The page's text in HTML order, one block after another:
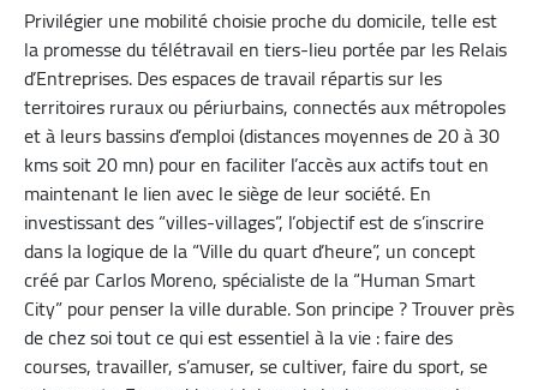
Privilégier une mobilité choisie proche du domicile, telle est
la promesse du télétravail en tiers-lieu portée par les Relais
d’Entreprises. Des espaces de travail répartis sur les
territoires ruraux ou périurbains, connectés aux métropoles
et à leurs bassins d’emploi (distances moyennes de 20 à 30
kms soit 20 mn) pour en faciliter l’accès aux actifs tout en
maintenant le lien avec le siège de leur société. En
investissant des “villes-villages”, l’objectif est de s’inscrire
dans la logique de la “Ville du quart d’heure”, un concept
créé par Carlos Moreno, spécialiste de la “Human Smart
City” pour penser la ville durable. Son principe ? Trouver près
de chez soi tout ce qui est essentiel à la vie : faire des
courses, travailler, s’amuser, se cultiver, faire du sport, se